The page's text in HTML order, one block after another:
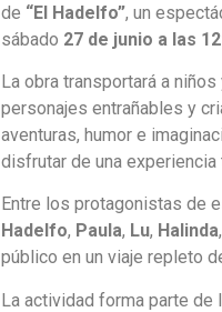
de “El Hadelfo”, un
sábado 27 de junio a las
La obra transportará a
personajes entrañables y
aventuras, humor e
disfrutar de una
Entre los protagonistas de
Hadelfo, Paula, Lu, Halinda,
público en un viaje repleto
La actividad forma parte